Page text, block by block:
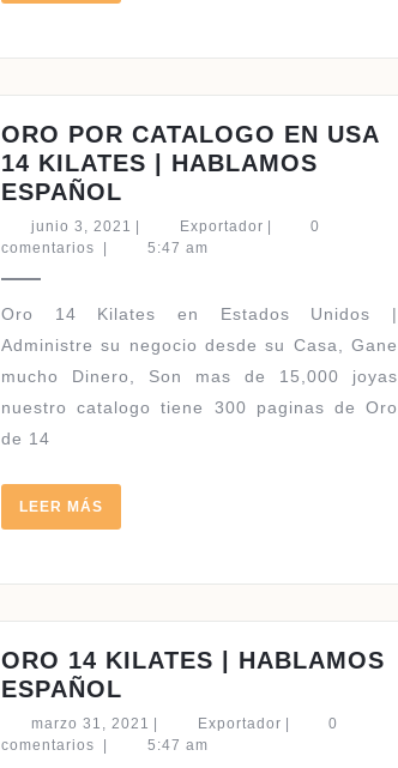
ORO POR CATALOGO EN USA
14 KILATES | HABLAMOS
ESPAÑOL
POR
CATALOGO
USA
KILATES
HABLAMOS
junio 3, 2021 junio
ExportadorExportador
0
comentarios
5:47 am
Oro 14 Kilates en Estados Unidos |
Administre su negocio desde su Casa, Gane
mucho Dinero, Son mas de 15,000 joyas
nuestro catalogo tiene 300 paginas de Oro
de 14
LEER MÁS
MÁS
ORO 14 KILATES | HABLAMOS
ESPAÑOL
14
KILATES
marzo 31, 2021 marzo
31,
ExportadorExportador
0
comentarios
5:47 am